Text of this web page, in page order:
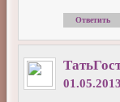
Ответить